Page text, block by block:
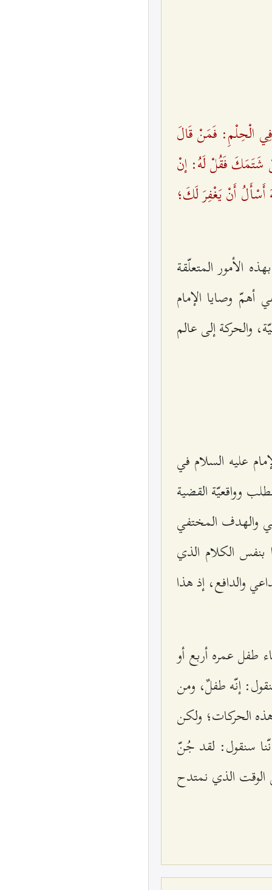
فِي الْحِلْمِ: فَمَنْ قَالَ
فَقُلْ لَهُ: إنْ
أَسْأَلُ أَنْ يَغْفِرَ لَكَ‌؛
الأمور المتعلّقة
أهمّ وصايا الإمام
والحركة إلى عالم
عليه السلام في
وواقعيّة القضية
والهدف المختفي
بنفس الكلام الذي
والدافع، إذ هذا
طفل عمره أربع أو
إنّه طفلٌ، ومن
الحركات؛ ولكن
سنقول: لقد جُنّ
الوقت الذي نمتدح